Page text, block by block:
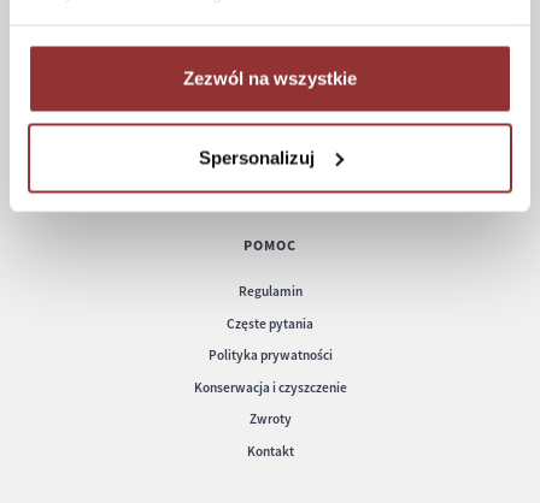
Zezwól na wszystkie
Spersonalizuj
Informacje techniczne
POMOC
Regulamin
Częste pytania
Polityka prywatności
Konserwacja i czyszczenie
Zwroty
Kontakt